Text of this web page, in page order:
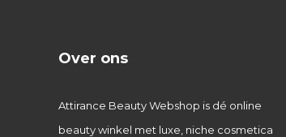
Over ons
Attirance Beauty Webshop is dé online
beauty winkel met luxe, niche cosmetica